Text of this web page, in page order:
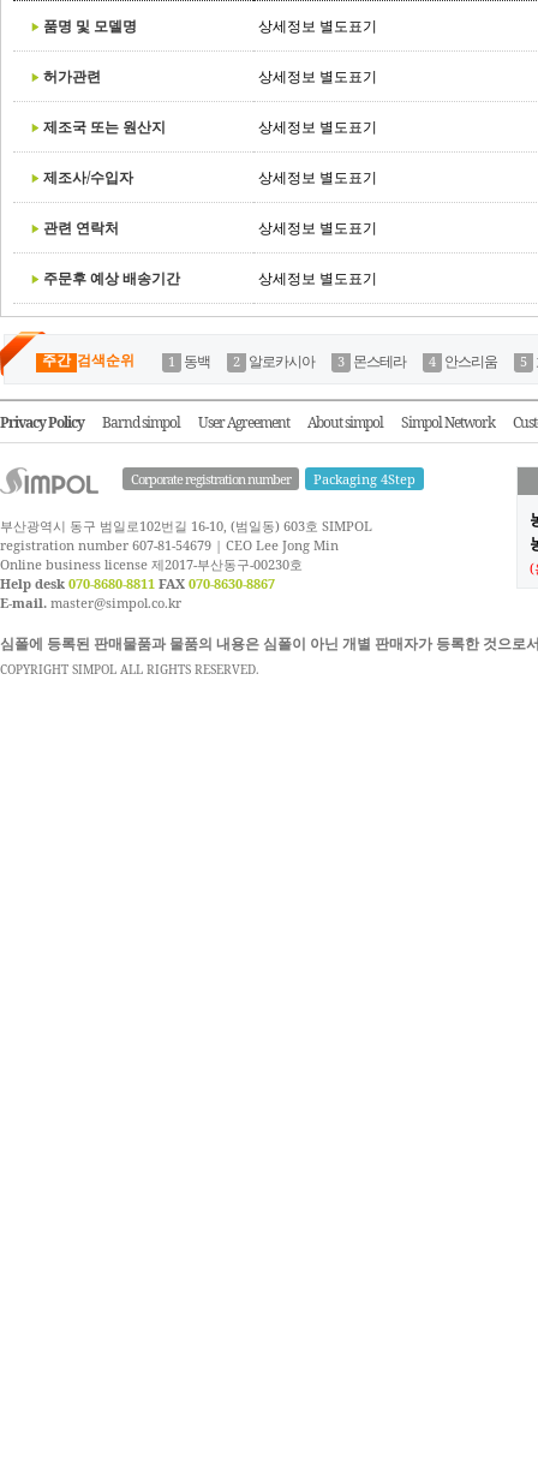
품명 및 모델명 상세정보 별도표기
허가관련 상세정보 별도표기
제조국 또는 원산지 상세정보 별도표기
제조사/수입자 상세정보 별도표기
관련 연락처 상세정보 별도표기
주문후 예상 배송기간 상세정보 별도표기
주간 검색순위 동백 알로카시아 몬스테라 안스리움
Privacy Policy Barnd simpol User Agreement About simpol Simpol Network
Corporate registration number Packaging 4Step
부산광역시 동구 범일로102번길 16-10, (범일동) 603호 SIMPOL
registration number 607-81-54679 | CEO Lee Jong Min
Online business license 제2017-부산동구-00230호
Help desk 070-8680-8811 FAX 070-8630-8867
E-mail. master@simpol.co.kr
(
심폴에 등록된 판매물품과 물품의 내용은 심폴이 아닌 개별 판매자가 등록한 것으
COPYRIGHT SIMPOL ALL RIGHTS RESERVED.